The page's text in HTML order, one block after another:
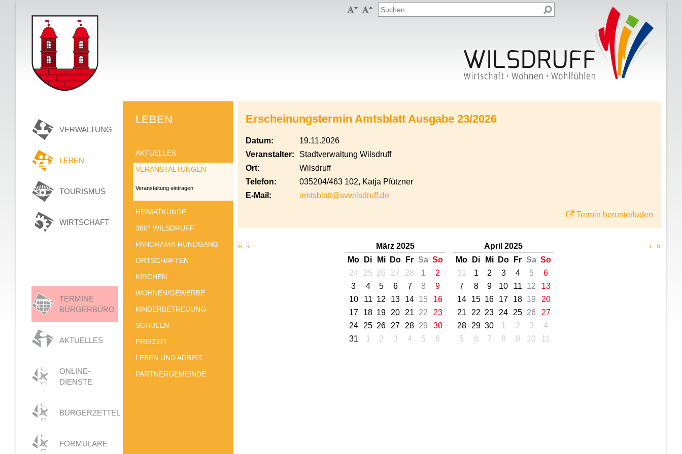
 
VERWALTUNG
LEBEN
TOURISMUS
WIRTSCHAFT
TERMINE
BÜRGERBÜRO
AKTUELLES
ONLINE-
DIENSTE
BÜRGERZETTEL
FORMULARE
LEBEN
AKTUELLES
VERANSTALTUNGEN
Veranstaltung eintragen
HEIMATKUNDE
360° WILSDRUFF
PANORAMA-RUNDGANG
ORTSCHAFTEN
KIRCHEN
WOHNEN/GEWERBE
KINDERBETREUUNG
SCHULEN
FREIZEIT
LEBEN UND ARBEIT
PARTNERGEMEINDE
Erscheinungstermin Amtsblatt Ausgabe 23/2026
Datum:
19.11.2026
Veranstalter:
Stadtverwaltung Wilsdruff
Ort:
Wilsdruff
Telefon:
035204/463 102, Katja Pfützner
E-Mail:
amtsblatt@svwilsdruff.de
Termin herunterladen
« ‹
März 2025
Mo
Di Mi Do Fr Sa So
24
25 26 27 28 1
2
3
4 5 6 7 8
9
10
11 12 13 14 15
16
17
18 19 20 21 22
23
24
25 26 27 28 29
30
31
1 2 3 4 5 6
April 2025
Mo
Di Mi Do Fr Sa So
31
1 2 3 4 5
6
7
8 9 10 11 12
13
14
15 16 17 18 19
20
21
22 23 24 25 26
27
28
29 30 1 2 3
4
5
6 7 8 9 10 11
› »